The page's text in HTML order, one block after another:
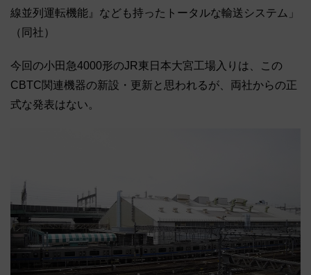
線並列運転機能』なども持ったトータルな輸送システム」
（同社）
今回の小田急4000形のJR東日本大宮工場入りは、この
CBTC関連機器の新設・更新と思われるが、両社からの正
式な発表はない。